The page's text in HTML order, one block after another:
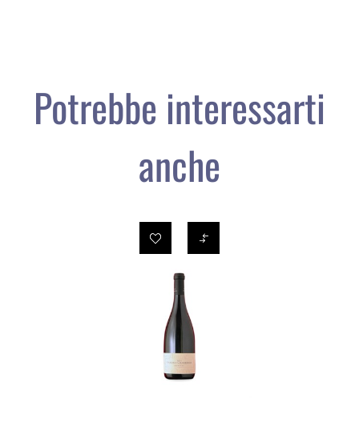
Potrebbe interessarti
anche